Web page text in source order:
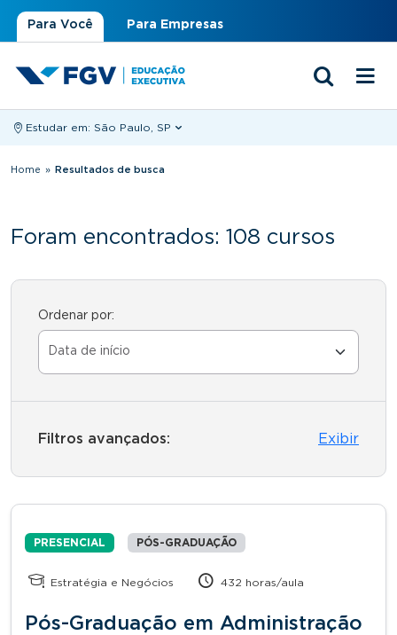
Para Você Para Empresas
Estudar em: São Paulo, SP
Você está aqui
Home » Resultados de busca
Foram encontrados: 108 cursos
Ordenar por:
Filtros avançados: Exibir
PRESENCIAL PÓS-GRADUAÇÃO
Estratégia e Negócios 432 horas/aula
Pós-Graduação em Administração